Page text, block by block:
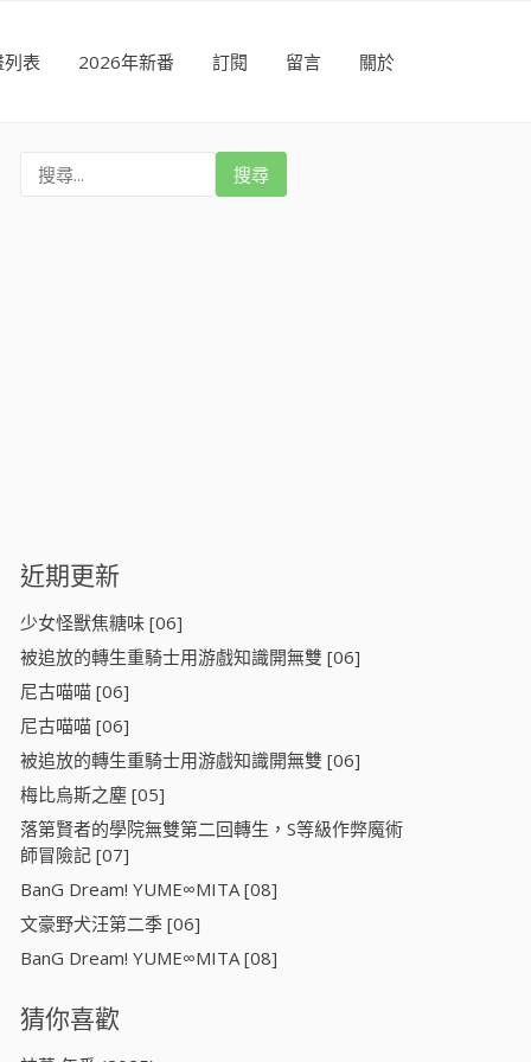
表 2026年新番 訂閱 留言 關於
近期更新
少女怪獸焦糖味 [06]
被追放的轉生重騎士用游戲知識開無雙 [06]
尼古喵喵 [06]
尼古喵喵 [06]
被追放的轉生重騎士用游戲知識開無雙 [06]
梅比烏斯之塵 [05]
落第賢者的學院無雙第二回轉生，S等級作弊魔術
師冒險記 [07]
BanG Dream! YUME∞MITA [08]
文豪野犬汪第二季 [06]
BanG Dream! YUME∞MITA [08]
猜你喜歡